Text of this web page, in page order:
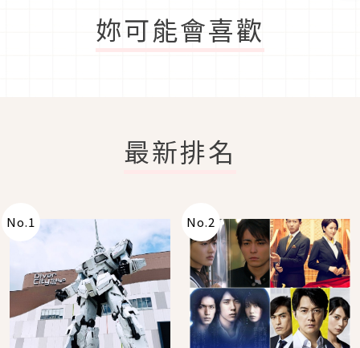
妳可能會喜歡
最新排名
No.1 No.2